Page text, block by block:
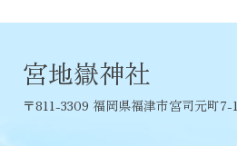
宮地嶽神社
〒811-3309 福岡県福津市宮司元町7-1